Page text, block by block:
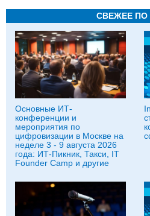
СВЕЖЕЕ ПО
Основные ИТ-
конференции и
мероприятия по
цифровизации в Москве на
неделе 3 - 9 августа 2026
года: ИТ-Пикник, Такси, IT
Founder Camp и другие